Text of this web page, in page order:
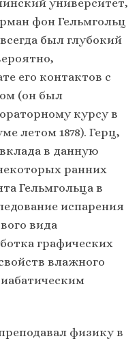
университет,
фон Гельмгольц
был глубокий
его контактов с
(он был
курсу в
летом 1878). Герц,
в данную
ранних
Гельмгольца в
испарения
вида
графических
влажного
физику в